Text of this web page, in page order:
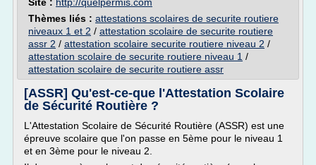
Thèmes liés : attestations scolaires de securite routiere
niveaux 1 et 2 / attestation scolaire de securite routiere
assr 2 / attestation scolaire securite routiere niveau 2 /
attestation scolaire de securite routiere niveau 1 /
attestation scolaire de securite routiere assr
[ASSR] Qu'est-ce-que l'Attestation Scolaire
de Sécurité Routière ?
L'Attestation Scolaire de Sécurité Routière (ASSR) est une
épreuve scolaire que l'on passe en 5ème pour le niveau 1
et en 3ème pour le niveau 2.